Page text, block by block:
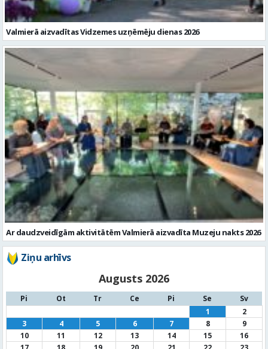
Valmierā aizvadītas Vidzemes uzņēmēju dienas 2026
Ar daudzveidīgām aktivitātēm Valmierā aizvadīta Muzeju nakts 2026
Ziņu arhīvs
Augusts 2026
Pi Ot Tr Ce Pi Se
Sv
1
2
3
4 5 6 7 8
9
10
11 12 13 14 15
16